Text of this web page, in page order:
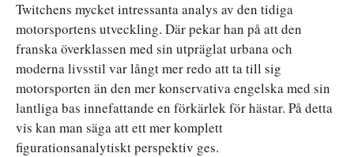
Twitchens mycket intressanta analys av den tidiga
motorsportens utveckling. Där pekar han på att den
franska överklassen med sin utpräglat urbana och
moderna livsstil var långt mer redo att ta till sig
motorsporten än den mer konservativa engelska med sin
lantliga bas innefattande en förkärlek för hästar. På detta
vis kan man säga att ett mer komplett
figurationsanalytiskt perspektiv ges.